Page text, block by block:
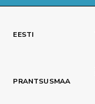
EESTI
PRANTSUSMAA